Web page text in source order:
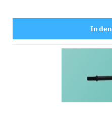
In den